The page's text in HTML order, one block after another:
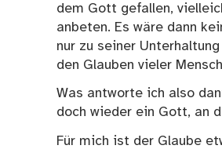
dem Gott gefallen,
anbeten. Es wäre dann
nur zu seiner
den Glauben vieler
Was antworte ich also
doch wieder ein Gott, an
Für mich ist der Glaube